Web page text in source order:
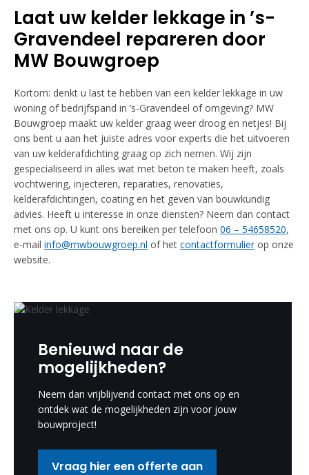
Laat uw kelder lekkage in ’s-
Gravendeel repareren door
MW Bouwgroep
Kortom: denkt u last te hebben van een kelder lekkage in uw
woning of bedrijfspand in ’s-Gravendeel of omgeving? MW
Bouwgroep maakt uw kelder graag weer droog en netjes! Bij
ons bent u aan het juiste adres voor experts die het uitvoeren
van uw kelderafdichting graag op zich nemen. Wij zijn
gespecialiseerd in alles wat met beton te maken heeft, zoals
vochtwering, injecteren, reparaties, renovaties,
kelderafdichtingen, coating en het geven van bouwkundig
advies. Heeft u interesse in onze diensten? Neem dan contact
met ons op. U kunt ons bereiken per telefoon 06 – 54658520,
e-mail info@mwbouwgroep.nl of het contactformulierop onze
website.
Benieuwd naar de
mogelijkheden?
Neem dan vrijblijvend contact met ons op en
ontdek wat de mogelijkheden zijn voor jouw
bouwproject!
Vraag hier een offerte aan